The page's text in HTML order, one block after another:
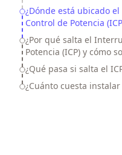
¿Dónde está ubicado
Control de Potencia
¿Por qué salta el
Potencia (ICP) y cómo
¿Qué pasa si salta el
¿Cuánto cuesta instalar